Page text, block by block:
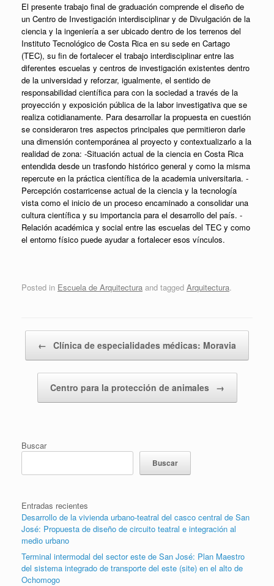
El presente trabajo final de graduación comprende el diseño de
un Centro de Investigación interdisciplinar y de Divulgación de la
ciencia y la ingeniería a ser ubicado dentro de los terrenos del
Instituto Tecnológico de Costa Rica en su sede en Cartago
(TEC), su fin de fortalecer el trabajo interdisciplinar entre las
diferentes escuelas y centros de investigación existentes dentro
de la universidad y reforzar, igualmente, el sentido de
responsabilidad científica para con la sociedad a través de la
proyección y exposición pública de la labor investigativa que se
realiza cotidianamente. Para desarrollar la propuesta en cuestión
se consideraron tres aspectos principales que permitieron darle
una dimensión contemporánea al proyecto y contextualizarlo a la
realidad de zona: -Situación actual de la ciencia en Costa Rica
entendida desde un trasfondo histórico general y como la misma
repercute en la práctica científica de la academia universitaria. -
Percepción costarricense actual de la ciencia y la tecnología
vista como el inicio de un proceso encaminado a consolidar una
cultura científica y su importancia para el desarrollo del país. -
Relación académica y social entre las escuelas del TEC y como
el entorno físico puede ayudar a fortalecer esos vínculos.
Posted in Escuela de Arquitectura and tagged Arquitectura.
← Clínica de especialidades médicas: Moravia
Centro para la protección de animales →
Buscar
Buscar
Entradas recientes
Desarrollo de la vivienda urbano-teatral del casco central de San
José: Propuesta de diseño de circuito teatral e integración al
medio urbano
Terminal intermodal del sector este de San José: Plan Maestro
del sistema integrado de transporte del este (site) en el alto de
Ochomogo